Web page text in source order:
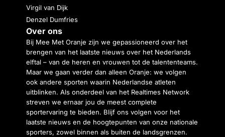
Virgil van Dijk
Denzel Dumfries
Over ons
Bij Mee Met Oranje zijn we gepassioneerd over het
brengen van het laatste nieuws over het Nederlands
elftal – van de heren en vrouwen tot de talententeams.
Maar we gaan verder dan alleen Oranje: we volgen
ook andere sporten waarin Nederlandse atleten
uitblinken. Als onderdeel van het Realtimes Network
streven we ernaar jou de meest complete
sportervaring te bieden. Blijf ons volgen voor het
laatste nieuws en de hoogtepunten van onze nationale
sporters, zowel binnen als buiten de landsgrenzen.